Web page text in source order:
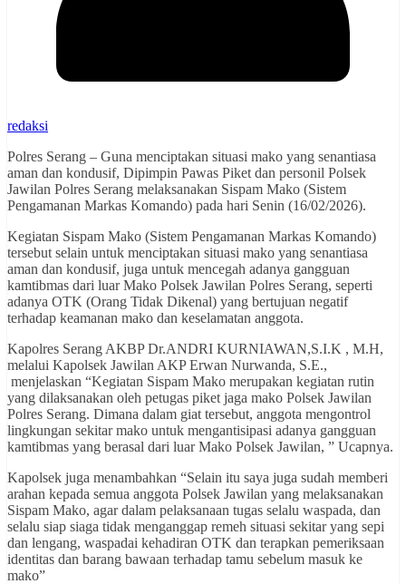
redaksi
Polres Serang – Guna menciptakan situasi mako yang senantiasa
aman dan kondusif, Dipimpin Pawas Piket dan personil Polsek
Jawilan Polres Serang melaksanakan Sispam Mako (Sistem
Pengamanan Markas Komando) pada hari Senin (16/02/2026).
Kegiatan Sispam Mako (Sistem Pengamanan Markas Komando)
tersebut selain untuk menciptakan situasi mako yang senantiasa
aman dan kondusif, juga untuk mencegah adanya gangguan
kamtibmas dari luar Mako Polsek Jawilan Polres Serang, seperti
adanya OTK (Orang Tidak Dikenal) yang bertujuan negatif
terhadap keamanan mako dan keselamatan anggota.
Kapolres Serang AKBP Dr.ANDRI KURNIAWAN,S.I.K , M.H,
melalui Kapolsek Jawilan AKP Erwan Nurwanda, S.E.,
menjelaskan “Kegiatan Sispam Mako merupakan kegiatan rutin
yang dilaksanakan oleh petugas piket jaga mako Polsek Jawilan
Polres Serang. Dimana dalam giat tersebut, anggota mengontrol
lingkungan sekitar mako untuk mengantisipasi adanya gangguan
kamtibmas yang berasal dari luar Mako Polsek Jawilan, ” Ucapnya.
Kapolsek juga menambahkan “Selain itu saya juga sudah memberi
arahan kepada semua anggota Polsek Jawilan yang melaksanakan
Sispam Mako, agar dalam pelaksanaan tugas selalu waspada, dan
selalu siap siaga tidak menganggap remeh situasi sekitar yang sepi
dan lengang, waspadai kehadiran OTK dan terapkan pemeriksaan
identitas dan barang bawaan terhadap tamu sebelum masuk ke
mako”